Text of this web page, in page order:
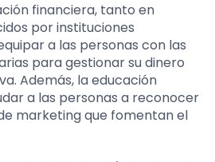
financiera, tanto en
por instituciones
a las personas con las
para gestionar su dinero
Además, la educación
a las personas a reconocer
marketing que fomentan el